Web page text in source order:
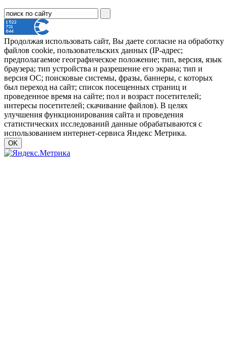
Продолжая использовать сайт, Вы даете согласие на обработку
файлов cookie, пользовательских данных (IP-адрес;
предполагаемое географическое положение; тип, версия, язык
браузера; тип устройства и разрешение его экрана; тип и
версия ОС; поисковые системы, фразы, баннеры, с которых
был переход на сайт; список посещенных страниц и
проведенное время на сайте; пол и возраст посетителей;
интересы посетителей; скачивание файлов). В целях
улучшения функционирования сайта и проведения
статистических исследований данные обрабатываются с
использованием интернет-сервиса Яндекс Метрика.
OK